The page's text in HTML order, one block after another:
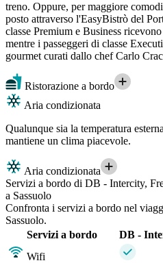
treno. Oppure, per maggiore
posto attraverso l'EasyBistrò del
classe Premium e Business
mentre i passeggeri di classe
gourmet curati dallo chef Carlo
Ristorazione a bordo
Aria condizionata
Qualunque sia la temperatura
mantiene un clima piacevole.
Aria condizionata
Servizi a bordo di DB - Intercity,
a Sassuolo
Confronta i servizi a bordo nel
Sassuolo.
Servizi a bordo
DB -
Wifi